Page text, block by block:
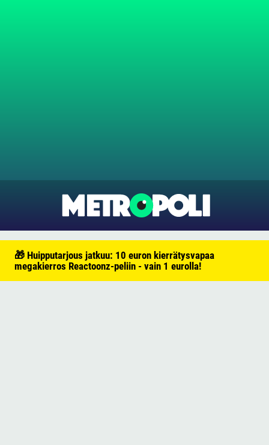
🎁 Huipputarjous jatkuu: 10 euron kierrätysvapaa
megakierros Reactoonz-peliin - vain 1 eurolla!